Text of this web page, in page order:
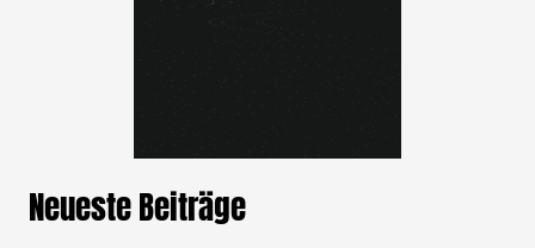
Neueste Beiträge